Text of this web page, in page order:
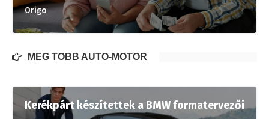
Origo
MÉG TÖBB AUTÓ-MOTOR
Kerékpárt készítettek a BMW formatervezői